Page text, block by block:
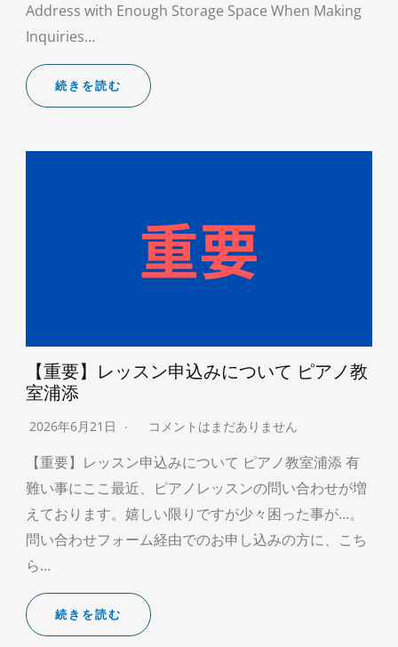
Address with Enough Storage Space When Making
Inquiries…
続きを読む
【重要】レッスン申込みについて ピアノ教
室浦添
2026年6月21日 コメントはまだありません
【重要】レッスン申込みについて ピアノ教室浦添 有
難い事にここ最近、ピアノレッスンの問い合わせが増
えております。嬉しい限りですが少々困った事が…。
問い合わせフォーム経由でのお申し込みの方に、こち
ら…
続きを読む